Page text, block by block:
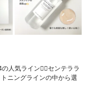
人気ライン🧚‍♂️センテララ
ニングラインの中から選